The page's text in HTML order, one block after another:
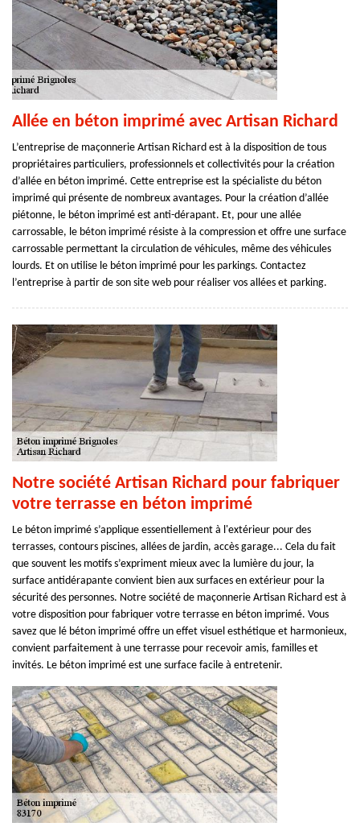
Allée en béton imprimé avec Artisan Richard
L’entreprise de maçonnerie Artisan Richard est à la disposition de tous
propriétaires particuliers, professionnels et collectivités pour la création
d’allée en béton imprimé. Cette entreprise est la spécialiste du béton
imprimé qui présente de nombreux avantages. Pour la création d’allée
piétonne, le béton imprimé est anti-dérapant. Et, pour une allée
carrossable, le béton imprimé résiste à la compression et offre une surface
carrossable permettant la circulation de véhicules, même des véhicules
lourds. Et on utilise le béton imprimé pour les parkings. Contactez
l’entreprise à partir de son site web pour réaliser vos allées et parking.
Notre société Artisan Richard pour fabriquer
votre terrasse en béton imprimé
Le béton imprimé s’applique essentiellement à l'extérieur pour des
terrasses, contours piscines, allées de jardin, accès garage... Cela du fait
que souvent les motifs s’expriment mieux avec la lumière du jour, la
surface antidérapante convient bien aux surfaces en extérieur pour la
sécurité des personnes. Notre société de maçonnerie Artisan Richard est à
votre disposition pour fabriquer votre terrasse en béton imprimé. Vous
savez que lé béton imprimé offre un effet visuel esthétique et harmonieux,
convient parfaitement à une terrasse pour recevoir amis, familles et
invités. Le béton imprimé est une surface facile à entretenir.